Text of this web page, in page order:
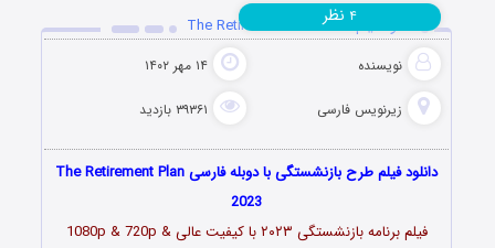
دانلود فیلم The Retirement Plan 2023
نویسنده ۱۴ مهر ۱۴۰۲
زیرنویس فارسی ۳۹۳۶۱ بازدید
۴ نظر
دانلود فیلم طرح بازنشستگی با دوبله فارسی The Retirement Plan
2023
فیلمبرنامه بازنشستگی ۲۰۲۳
با کیفیت عالی 1080p & 720p &